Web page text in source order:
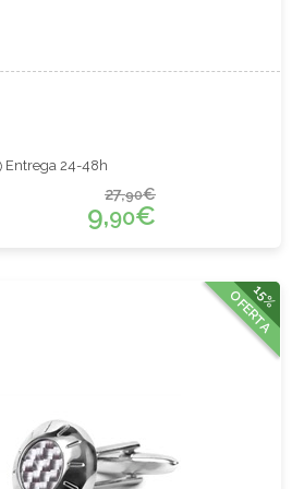
Entrega 24-48h
27,90€
9,90€
15%
OFERTA